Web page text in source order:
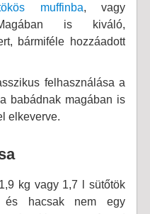
muffinba, vagy
is kiváló,
bármiféle hozzáadott
felhasználása a
babádnak magában is
elkeverve.
kg vagy 1,7 l sütőtök
és hacsak nem egy